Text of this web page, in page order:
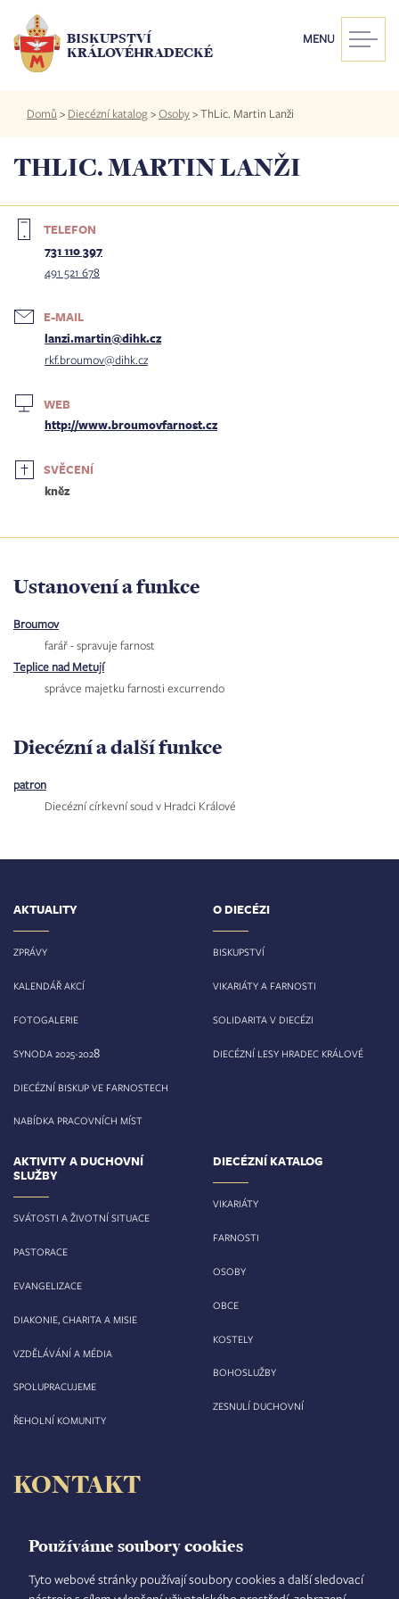
Používáme soubory cookies
Tyto webové stránky používají soubory cookies a další sledovací
hlavnímu
obsahu
BISKUPSTVÍ
KRÁLOVÉHRADECKÉ
MENU
Drobečková
navigace
Domů > Diecézní katalog>Osoby>ThLic. Martin Lanži
THLIC. MARTIN LANŽI
TELEFON
731 110 397
491 521 678
E-MAIL
lanzi.martin@dihk.cz
rkf.broumov@dihk.cz
WEB
http://www.broumovfarnost.cz
SVĚCENÍ
kněz
Ustanovení a funkce
Broumov
farář - spravuje farnost
Teplice nad Metují
správce majetku farnosti excurrendo
Diecézní a další funkce
patron
Diecézní církevní soud v Hradci Králové
AKTUALITY
ZPRÁVY
KALENDÁŘ AKCÍ
FOTOGALERIE
SYNODA 2025-2028
DIECÉZNÍ BISKUP VE FARNOSTECH
NABÍDKA PRACOVNÍCH MÍST
O DIECÉZI
BISKUPSTVÍ
VIKARIÁTY A FARNOSTI
SOLIDARITA V DIECÉZI
DIECÉZNÍ LESY HRADEC KRÁLOVÉ
AKTIVITY A DUCHOVNÍ
SLUŽBY
SVÁTOSTI A ŽIVOTNÍ SITUACE
PASTORACE
EVANGELIZACE
DIAKONIE, CHARITA A MISIE
VZDĚLÁVÁNÍ A MÉDIA
SPOLUPRACUJEME
ŘEHOLNÍ KOMUNITY
DIECÉZNÍ KATALOG
VIKARIÁTY
FARNOSTI
OSOBY
OBCE
KOSTELY
BOHOSLUŽBY
ZESNULÍ DUCHOVNÍ
KONTAKT
Velké náměstí 35/44
500 03 Hradec Králové
tel.: +420 495 063 611